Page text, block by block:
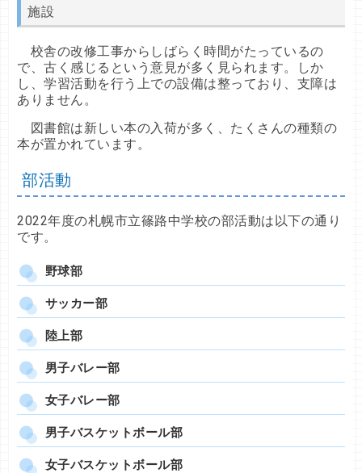
施設
校舎の改修工事からしばらく時間がたっているの
で、古く感じるという意見が多く見られます。しか
し、学習活動を行う上での設備は整っており、支障は
ありません。
図書館は新しい本の入荷が多く、たくさんの種類の
本が置かれています。
部活動
2022年度の札幌市立篠路中学校の部活動は以下の通り
です。
野球部
サッカー部
陸上部
男子バレー部
女子バレー部
男子バスケットボール部
女子バスケットボール部